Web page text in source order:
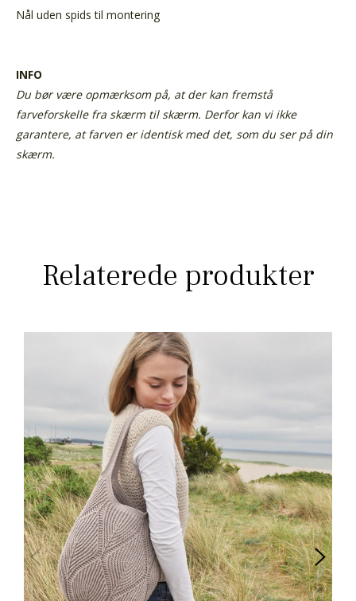
Nål uden spids til montering
INFO
Du bør være opmærksom på, at der kan fremstå
farveforskelle fra skærm til skærm. Derfor kan vi ikke
garantere, at farven er identisk med det, som du ser på din
skærm.
Relaterede produkter